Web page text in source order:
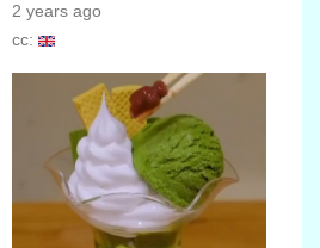
2 years ago
cc: